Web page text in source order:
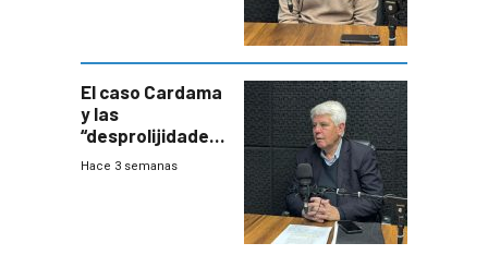
innovadora
El caso Cardama
y las
“desprolijidades”
que la
Hace 3 semanas